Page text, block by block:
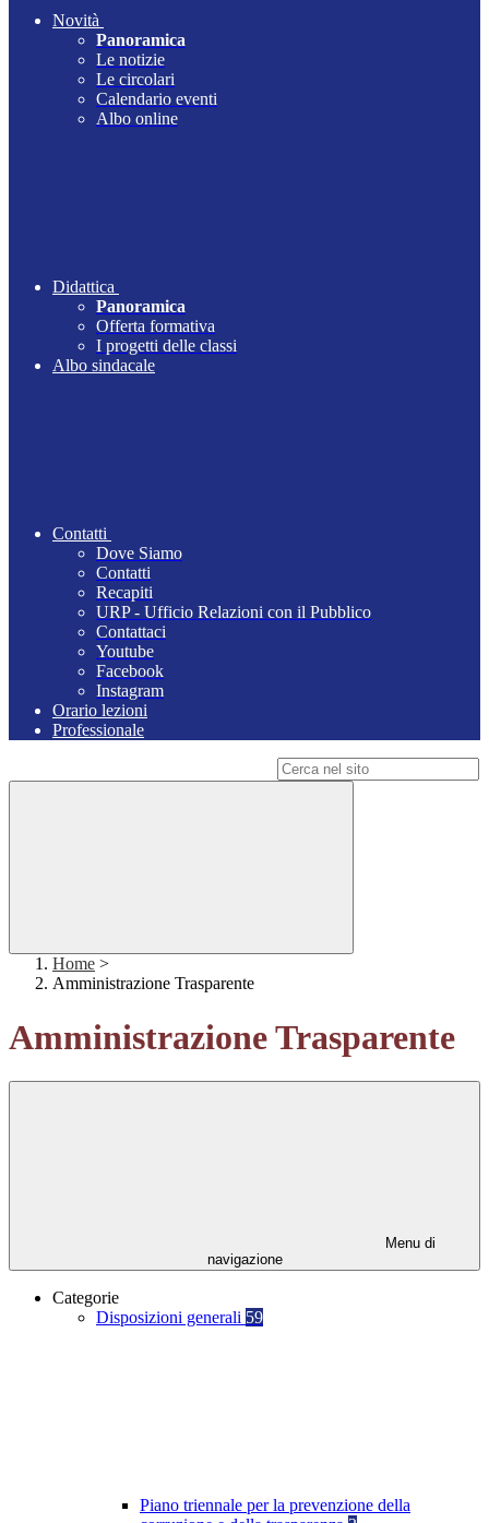
Novità
Panoramica
Le notizie
Le circolari
Calendario eventi
Albo online
Didattica
Panoramica
Offerta formativa
I progetti delle classi
Albo sindacale
Contatti
Dove Siamo
Contatti
Recapiti
URP - Ufficio Relazioni con il Pubblico
Contattaci
Youtube
Facebook
Instagram
Orario lezioni
Professionale
Home >
Amministrazione Trasparente
Amministrazione Trasparente
Menu di
navigazione
Categorie
Disposizioni generali 59
Piano triennale per la prevenzione della